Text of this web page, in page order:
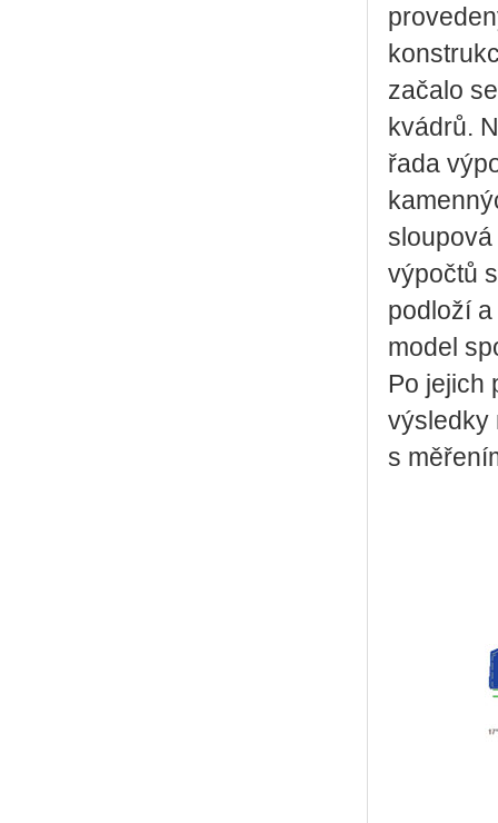
začalo
kvádrů.
řada
výpočtů
podloží
model
Po jejich
výsledky
s